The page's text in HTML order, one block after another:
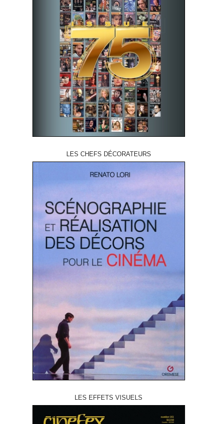
LES CHEFS DÉCORATEURS
LES EFFETS VISUELS